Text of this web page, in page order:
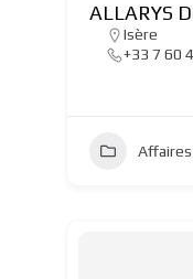
ALLARYS
Isère
+33 7 60